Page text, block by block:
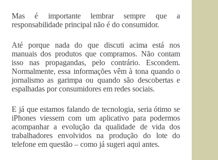
Mas é importante lembrar sempre que a
responsabilidade principal não é do consumidor.
Até porque nada do que discuti acima está nos
manuais dos produtos que compramos. Não contam
isso nas propagandas, pelo contrário. Escondem.
Normalmente, essa informações vêm à tona quando o
jornalismo as garimpa ou quando são descobertas e
espalhadas por consumidores em redes sociais.
E já que estamos falando de tecnologia, seria ótimo se
iPhones viessem com um aplicativo para podermos
acompanhar a evolução da qualidade de vida dos
trabalhadores envolvidos na produção do lote do
telefone em questão – como já sugeri aqui antes.